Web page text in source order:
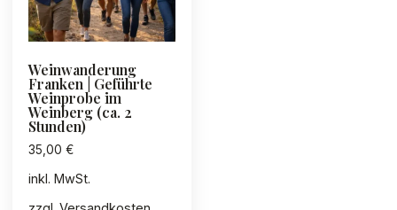
Weinwanderung
Franken | Geführte
Weinprobe im
Weinberg (ca. 2
Stunden)
35,00 €
inkl. MwSt.